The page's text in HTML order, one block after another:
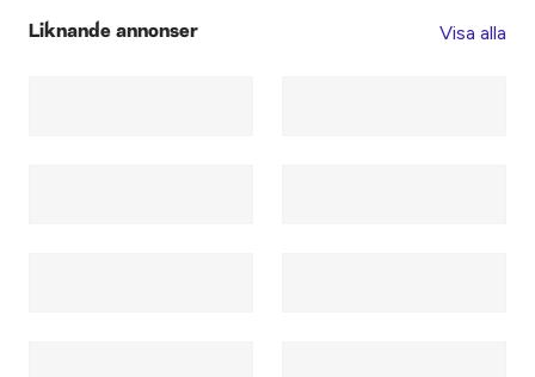
Liknande annonser Visa alla